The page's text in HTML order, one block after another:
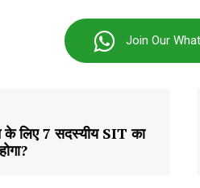
Join Our
लिए 7 सदस्यीय SIT का